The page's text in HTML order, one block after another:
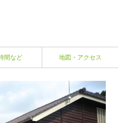
間など 地図・アクセス